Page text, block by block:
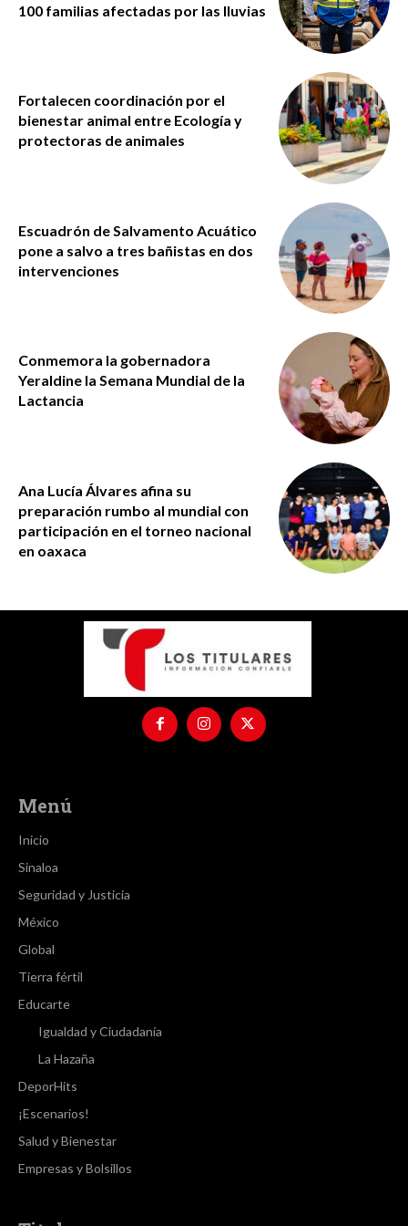
100 familias afectadas por las lluvias
Fortalecen coordinación por el
bienestar animal entre Ecología y
protectoras de animales
Escuadrón de Salvamento Acuático
pone a salvo a tres bañistas en dos
intervenciones
Conmemora la gobernadora
Yeraldine la Semana Mundial de la
Lactancia
Ana Lucía Álvares afina su
preparación rumbo al mundial con
participación en el torneo nacional
en oaxaca
Menú
Inicio
Sinaloa
Seguridad y Justicia
México
Global
Tierra fértil
Educarte
Igualdad y Ciudadanía
La Hazaña
DeporHits
¡Escenarios!
Salud y Bienestar
Empresas y Bolsillos